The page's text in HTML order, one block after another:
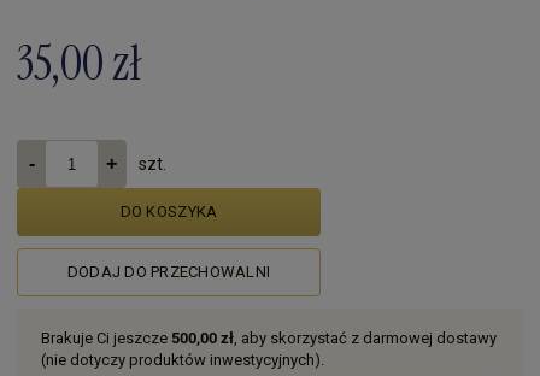
35,00 zł
szt.
DO KOSZYKA
DODAJ DO PRZECHOWALNI
Brakuje Ci jeszcze 500,00 zł, aby skorzystać z darmowej dostawy
(nie dotyczy produktów inwestycyjnych).